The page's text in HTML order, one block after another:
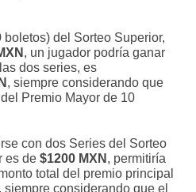
del Sorteo Superior,
, un jugador podría ganar
dos series, es
, siempre considerando que
Premio Mayor de 10
con dos Series del Sorteo
es de$1200 MXN , permitiría
total del premio principal
, siempre considerando que el